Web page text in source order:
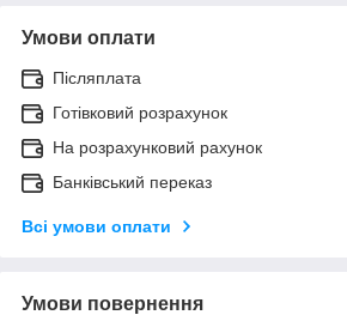
Умови оплати
Післяплата
Готівковий розрахунок
На розрахунковий рахунок
Банківський переказ
Всі умови оплати
Умови повернення